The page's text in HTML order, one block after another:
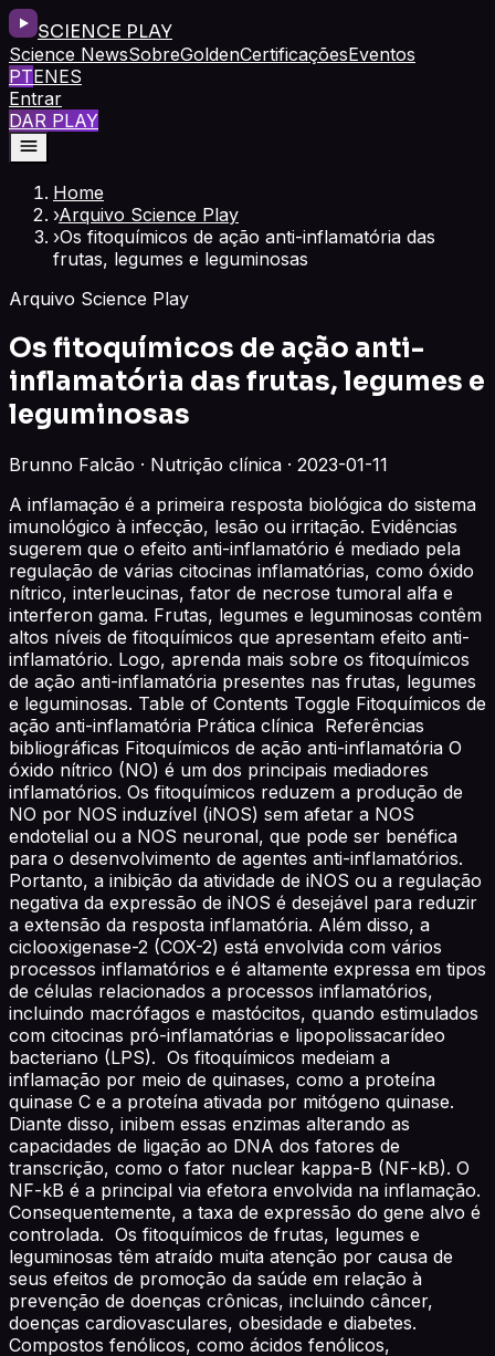
SCIENCE PLAY
Science NewsSobreGoldenCertificaçõesEventos
PTENES
Entrar
DAR PLAY
Home
›Arquivo Science Play
›Os fitoquímicos de ação anti-inflamatória das
frutas, legumes e leguminosas
Arquivo Science Play
Os fitoquímicos de ação anti-
inflamatória das frutas, legumes e
leguminosas
Brunno Falcão · Nutrição clínica · 2023-01-11
A inflamação é a primeira resposta biológica do sistema
imunológico à infecção, lesão ou irritação. Evidências
sugerem que o efeito anti-inflamatório é mediado pela
regulação de várias citocinas inflamatórias, como óxido
nítrico, interleucinas, fator de necrose tumoral alfa e
interferon gama. Frutas, legumes e leguminosas contêm
altos níveis de fitoquímicos que apresentam efeito anti-
inflamatório. Logo, aprenda mais sobre os fitoquímicos
de ação anti-inflamatória presentes nas frutas, legumes
e leguminosas. Table of Contents Toggle Fitoquímicos de
ação anti-inflamatória Prática clínica Referências
bibliográficas Fitoquímicos de ação anti-inflamatória O
óxido nítrico (NO) é um dos principais mediadores
inflamatórios. Os fitoquímicos reduzem a produção de
NO por NOS induzível (iNOS) sem afetar a NOS
endotelial ou a NOS neuronal, que pode ser benéfica
para o desenvolvimento de agentes anti-inflamatórios.
Portanto, a inibição da atividade de iNOS ou a regulação
negativa da expressão de iNOS é desejável para reduzir
a extensão da resposta inflamatória. Além disso, a
ciclooxigenase-2 (COX-2) está envolvida com vários
processos inflamatórios e é altamente expressa em tipos
de células relacionados a processos inflamatórios,
incluindo macrófagos e mastócitos, quando estimulados
com citocinas pró-inflamatórias e lipopolissacarídeo
bacteriano (LPS). Os fitoquímicos medeiam a
inflamação por meio de quinases, como a proteína
quinase C e a proteína ativada por mitógeno quinase.
Diante disso, inibem essas enzimas alterando as
capacidades de ligação ao DNA dos fatores de
transcrição, como o fator nuclear kappa-B (NF-kB). O
NF-kB é a principal via efetora envolvida na inflamação.
Consequentemente, a taxa de expressão do gene alvo é
controlada. Os fitoquímicos de frutas, legumes e
leguminosas têm atraído muita atenção por causa de
seus efeitos de promoção da saúde em relação à
prevenção de doenças crônicas, incluindo câncer,
doenças cardiovasculares, obesidade e diabetes.
Compostos fenólicos, como ácidos fenólicos,